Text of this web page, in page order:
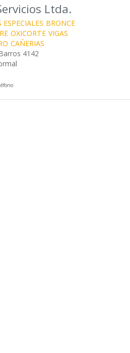
Ltda.
ESPECIALES BRONCE
OXICORTE VIGAS
CAÑERIAS
4142